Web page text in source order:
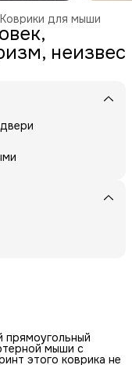
Коврики для мыши
неизвес
прямоугольный
мыши с
этого коврика не